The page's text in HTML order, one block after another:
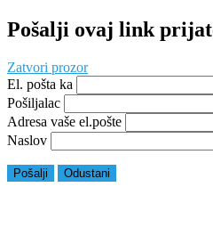
Pošalji ovaj link
Zatvori prozor
El. pošta ka
Pošiljalac
Adresa vaše el.pošte
Naslov
Pošalji Odustani